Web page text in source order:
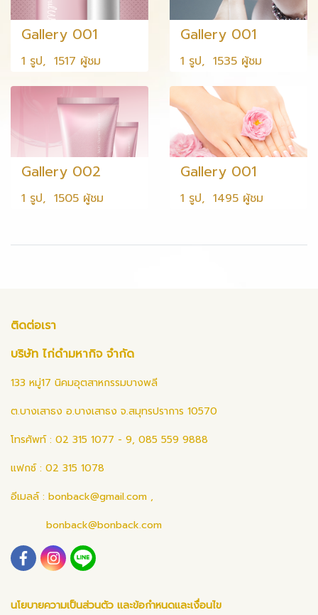
Gallery 001
1 รูป, 1517 ผู้ชม
Gallery 001
1 รูป, 1535 ผู้ชม
Gallery 002
1 รูป, 1505 ผู้ชม
Gallery 001
1 รูป, 1495 ผู้ชม
ติดต่อเรา
บริษัท ไก่ดำมหากิจ จำกัด
133 หมู่17 นิคมอุตสาหกรรมบางพลี
ต.บางเสาธง อ.บางเสาธง จ.สมุทรปราการ 10570
โทรศัพท์ : 02 315 1077 - 9, 085 559 9888
แฟกซ์ : 02 315 1078
อีเมลล์ : bonback@gmail.com ,
bonback@bonback.com
นโยบายความเป็นส่วนตัว และข้อกำหนดและเงื่อนไข